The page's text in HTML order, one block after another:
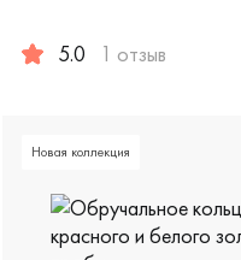
5.0 1 отзыв
Новая коллекция